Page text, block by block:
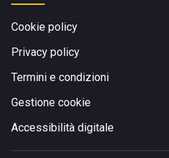
Cookie policy
Privacy policy
Termini e condizioni
Gestione cookie
Accessibilità digitale